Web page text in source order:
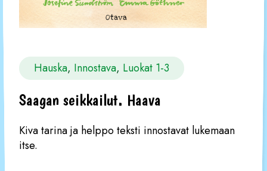
Hauska, Innostava, Luokat 1-3
Saagan seikkailut. Haava
Kiva tarina ja helppo teksti innostavat lukemaan
itse.